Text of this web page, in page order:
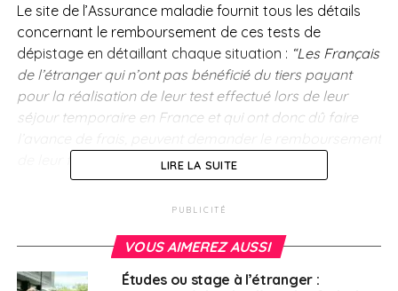
Le site de l’Assurance maladie fournit tous les détails
concernant le remboursement de ces tests de
dépistage en détaillant chaque situation : “Les Français
de l’étranger qui n’ont pas bénéficié du tiers payant
pour la réalisation de leur test effectué lors de leur
séjour temporaire en France et qui ont donc dû faire
de leur facture acquittée.“
CFE mais inscrits auprès d’une caisse primaire
d’assurance maladie (CPAM), sans oublier les expatriés
français non affilés à la CFE et non-inscrits auprès
LIRE LA SUITE
PUBLICITÉ
VOUS AIMEREZ AUSSI
Études ou stage à l’étranger :